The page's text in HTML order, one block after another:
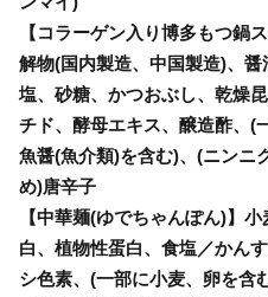
【コラーゲン入り博多もつ鍋
解物(国内製造、中国製造)、
塩、砂糖、かつおぶし、乾燥
チド、酵母エキス、醸造酢、(
魚醤(魚介類)を含む)、(ニンニ
め)唐辛子
【中華麺(ゆでちゃんぽん)】
白、植物性蛋白、食塩／かん
シ色素、(一部に小麦、卵を含